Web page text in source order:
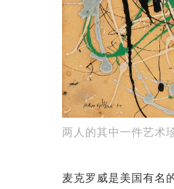
两人的其中一件艺术
麦克罗威是美国有名